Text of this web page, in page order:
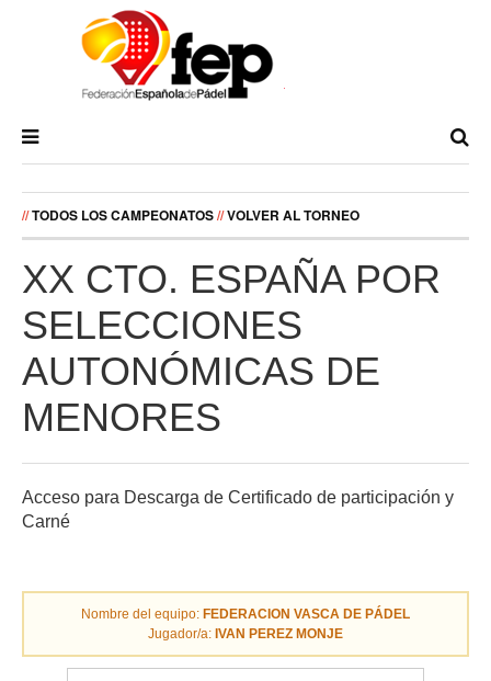
//TODOS LOS CAMPEONATOS//VOLVER AL TORNEO
XX CTO. ESPAÑA POR
SELECCIONES
AUTONÓMICAS DE
MENORES
Acceso para Descarga de Certificado de participación y
Carné
Nombre del equipo: FEDERACION VASCA DE PÁDEL
Jugador/a: IVAN PEREZ MONJE